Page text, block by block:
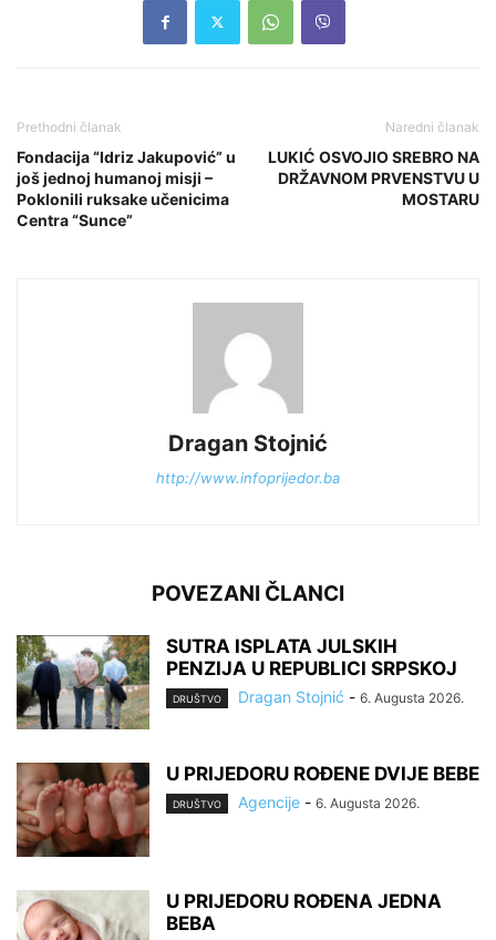
Prethodni članak
Fondacija “Idriz Jakupović” u
još jednoj humanoj misji –
Poklonili ruksake učenicima
Centra “Sunce”
Naredni članak
LUKIĆ OSVOJIO SREBRO NA
DRŽAVNOM PRVENSTVU U
MOSTARU
Dragan Stojnić
http://www.infoprijedor.ba
POVEZANI ČLANCI
SUTRA ISPLATA JULSKIH
PENZIJA U REPUBLICI SRPSKOJ
DRUŠTVO Dragan Stojnić - 6. Augusta 2026.
U PRIJEDORU ROĐENE DVIJE BEBE
DRUŠTVO Agencije - 6. Augusta 2026.
U PRIJEDORU ROĐENA JEDNA
BEBA